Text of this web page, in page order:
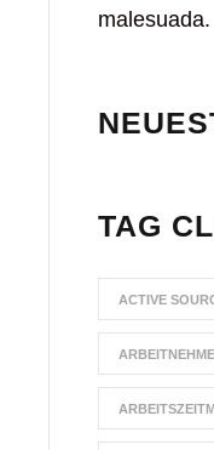
malesuada.
TAG
ACTIVE